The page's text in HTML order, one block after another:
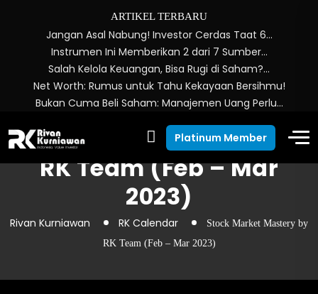
ARTIKEL TERBARU
Jangan Asal Nabung! Investor Cerdas Taat 6…
Instrumen Ini Memberikan 2 dari 7 Sumber…
Salah Kelola Keuangan, Bisa Rugi di Saham?…
Net Worth: Rumus untuk Tahu Kekayaan Bersihmu!
Bukan Cuma Beli Saham: Manajemen Uang Perlu…
Platinum Member
Stock Market Mastery by
RK Team (Feb – Mar
2023)
Rivan Kurniawan RK Calendar
Stock Market Mastery by
RK Team (Feb – Mar 2023)